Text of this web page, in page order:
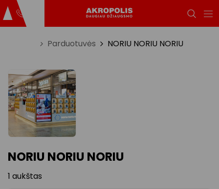
Parduotuvės NORIU NORIU NORIU
NORIU NORIU NORIU
1 aukštas